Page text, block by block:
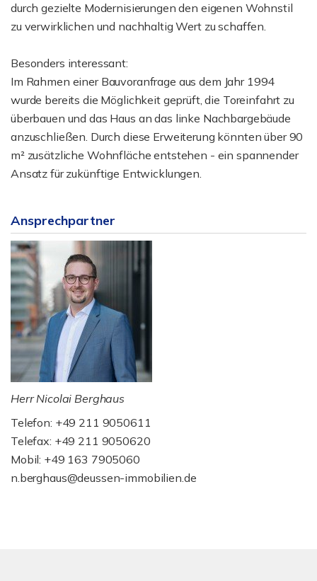
durch gezielte Modernisierungen den eigenen Wohnstil
zu verwirklichen und nachhaltig Wert zu schaffen.
Besonders interessant:
Im Rahmen einer Bauvoranfrage aus dem Jahr 1994
wurde bereits die Möglichkeit geprüft, die Toreinfahrt zu
überbauen und das Haus an das linke Nachbargebäude
anzuschließen. Durch diese Erweiterung könnten über 90
m² zusätzliche Wohnfläche entstehen - ein spannender
Ansatz für zukünftige Entwicklungen.
Ansprechpartner
Herr Nicolai Berghaus
Telefon: +49 211 9050611
Telefax: +49 211 9050620
Mobil: +49 163 7905060
n.berghaus@deussen-immobilien.de